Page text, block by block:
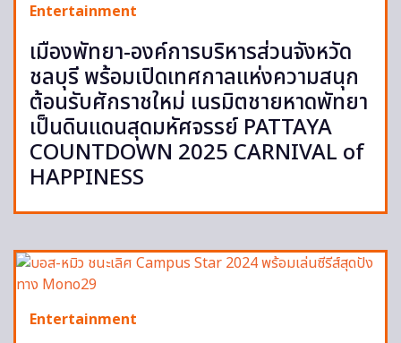
Entertainment
เมืองพัทยา-องค์การบริหารส่วนจังหวัด
ชลบุรี พร้อมเปิดเทศกาลแห่งความสนุก
ต้อนรับศักราชใหม่ เนรมิตชายหาดพัทยา
เป็นดินแดนสุดมหัศจรรย์ PATTAYA
COUNTDOWN 2025 CARNIVAL of
HAPPINESS
Entertainment